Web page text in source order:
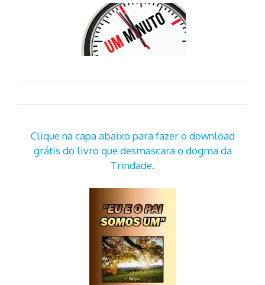
Clique na capa abaixo para fazer o download
grátis do livro que desmascara o dogma da
Trindade.